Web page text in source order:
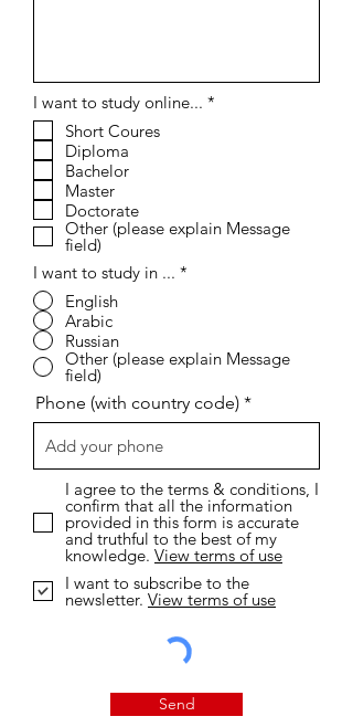
I want to study online... *
Short Coures
Diploma
Bachelor
Master
Doctorate
Other (please explain Message
field)
I want to study in ... *
English
Arabic
Russian
Other (please explain Message
field)
Phone (with country code)
I agree to the terms & conditions, I
confirm that all the information
provided in this form is accurate
and truthful to the best of my
knowledge. View terms of use
I want to subscribe to the
newsletter. View terms of use
Send